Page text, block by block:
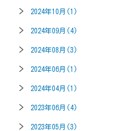
2024年10月(1)
2024年09月(4)
2024年08月(3)
2024年06月(1)
2024年04月(1)
2023年06月(4)
2023年05月(3)